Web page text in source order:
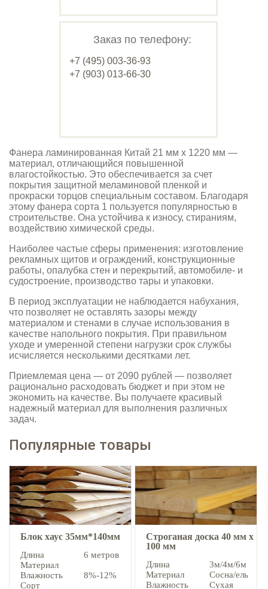
Заказ по телефону:
+7 (495) 003-36-93
+7 (903) 013-66-30
Фанера ламинированная Китай 21 мм х 1220 мм —
материал, отличающийся повышенной
влагостойкостью. Это обеспечивается за счет
покрытия защитной меламиновой пленкой и
прокраски торцов специальным составом. Благодаря
этому фанера сорта 1 пользуется популярностью в
строительстве. Она устойчива к износу, стираниям,
воздействию химической среды.
Наиболее частые сферы применения: изготовление
рекламных щитов и ограждений, конструкционные
работы, опалубка стен и перекрытий, автомобиле- и
судостроение, производство тары и упаковки.
В период эксплуатации не наблюдается набухания,
что позволяет не оставлять зазоры между
материалом и стенами в случае использования в
качестве напольного покрытия. При правильном
уходе и умеренной степени нагрузки срок службы
исчисляется несколькими десятками лет.
Приемлемая цена — от 2090 рублей — позволяет
рационально расходовать бюджет и при этом не
экономить на качестве. Вы получаете красивый
надежный материал для выполнения различных
задач.
Популярные товары
Блок хаус 35мм*140мм
Длина
6 метров
Материал
Влажность
8%-12%
Сорт
Строганая доска 40 мм х
100 мм
Длина
3м/4м/6м
Материал
Сосна/ель
Влажность
Сухая